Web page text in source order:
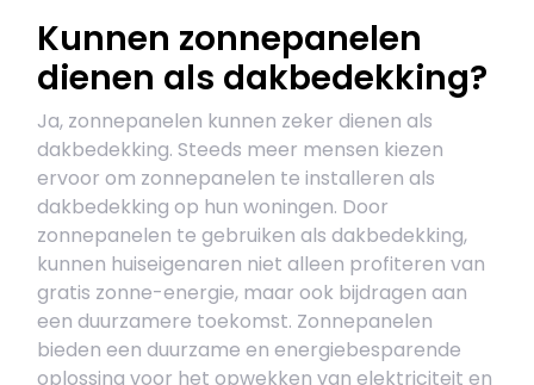
Kunnen zonnepanelen
dienen als dakbedekking?
Ja, zonnepanelen kunnen zeker dienen als
dakbedekking. Steeds meer mensen kiezen
ervoor om zonnepanelen te installeren als
dakbedekking op hun woningen. Door
zonnepanelen te gebruiken als dakbedekking,
kunnen huiseigenaren niet alleen profiteren van
gratis zonne-energie, maar ook bijdragen aan
een duurzamere toekomst. Zonnepanelen
bieden een duurzame en energiebesparende
oplossing voor het opwekken van elektriciteit en